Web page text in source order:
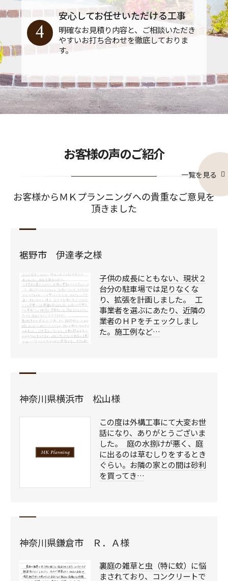
安心してお任せいただける工事
明確なお見積り内容と、ご相談いただき
やすいお打ち合わせを徹底しておりま
す。
4
お客様の声のご紹介
お客様からＭＫプランニングへの貴重なご意見を
頂きました
一覧を見る
裾野市 伊達孝之様
子供の成長にともない、現状２
台分の駐車場では足りなくな
り、拡張を計画しました。 工
事業者を選ぶにあたり、近隣の
業者のＨＰをチェックしまし
た。施工例など…
神奈川県横浜市 松山様
この度は外構工事にて大変お世
話になり、ありがとうございま
した。 庭の水捌けが悪く、庭
に出るのは草むしりをするとき
ぐらい。お隣の家との間は砂利
を買ってき…
神奈川県鎌倉市 Ｒ．Ａ様
裏庭の雑草と虫（特に蚊）に悩
まされており、コンクリートで